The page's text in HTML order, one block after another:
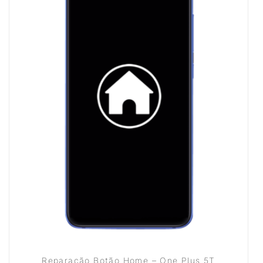
Reparação Botão Home – One Plus 5T